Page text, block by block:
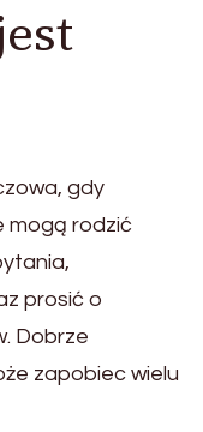
gdy
mogą rodzić
prosić o
Dobrze
zapobiec wielu